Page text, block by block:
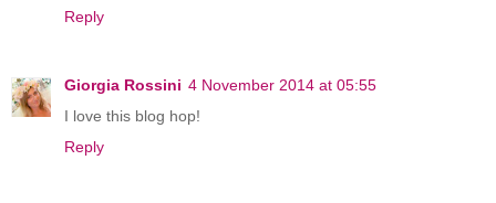
Reply
Giorgia Rossini 4 November 2014 at 05:55
I love this blog hop!
Reply